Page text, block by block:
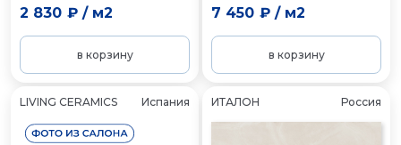
2 830 ₽/ м2
в корзину
7 450 ₽/ м2
в корзину
LIVING CERAMICS Испания ИТАЛОН Россия